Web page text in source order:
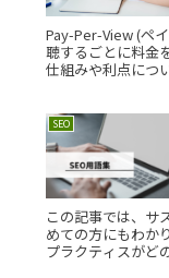
Pay-Per-View (ペ
聴するごとに料金
仕組みや利点につ
SEO
この記事では、サ
めての方にもわか
プラクティスがど